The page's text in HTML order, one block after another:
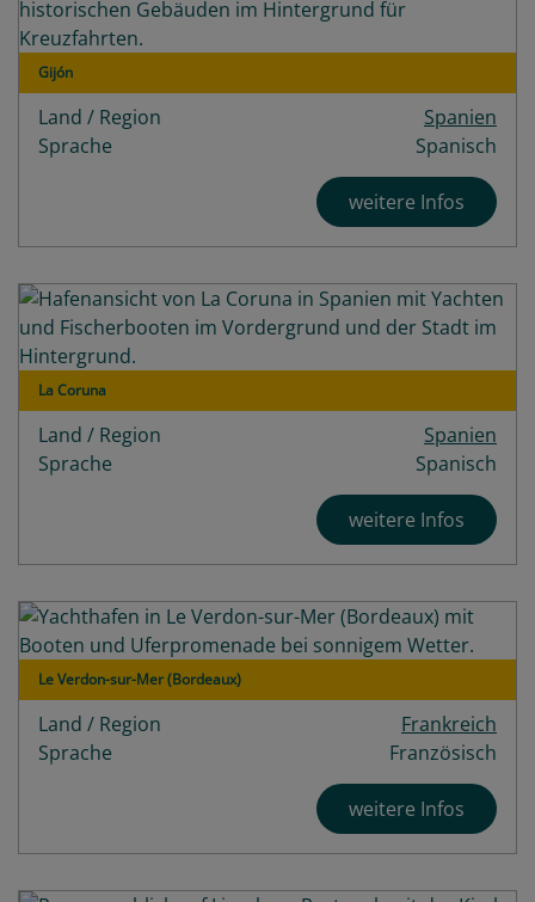
Gijón
Land / Region
Spanien
Sprache
Spanisch
weitere Infos
La Coruna
Land / Region
Spanien
Sprache
Spanisch
weitere Infos
Le Verdon-sur-Mer (Bordeaux)
Land / Region
Frankreich
Sprache
Französisch
weitere Infos